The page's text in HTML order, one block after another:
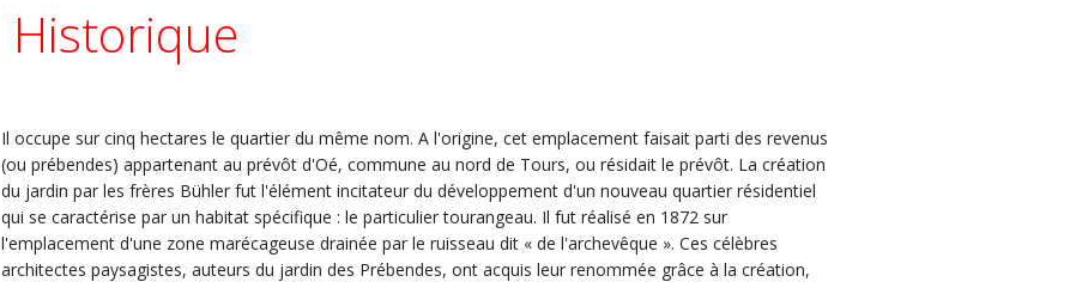
Historique
Il occupe sur cinq hectares le quartier du même nom. A l'origine, cet emplacement faisait parti des revenus
(ou prébendes) appartenant au prévôt d'Oé, commune au nord de Tours, ou résidait le prévôt. La création
du jardin par les frères Bühler fut l'élément incitateur du développement d'un nouveau quartier résidentiel
qui se caractérise par un habitat spécifique : le particulier tourangeau. Il fut réalisé en 1872 sur
l'emplacement d'une zone marécageuse drainée par le ruisseau dit « de l'archevêque ». Ces célèbres
architectes paysagistes, auteurs du jardin des Prébendes, ont acquis leur renommée grâce à la création,